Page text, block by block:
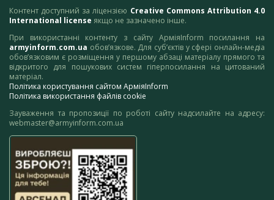
Контент доступний за ліцензією Creative Commons Attribution 4.0
International license якщо не зазначено інше.
При використанні контенту з сайту АрміяInform посилання на
armyinform.com.ua обов’язкове. Для суб’єктів у сфері онлайн-медіа
обов’язковим є розміщення у першому абзаці матеріалу прямого та
відкритого для пошукових систем гіперпосилання на цитований
матеріал.
Політика користування сайтом АрміяInform
Політика використання файлів cookie
Зауваження та пропозиції по роботі сайту надсилайте на адресу:
webmaster@armyinform.com.ua